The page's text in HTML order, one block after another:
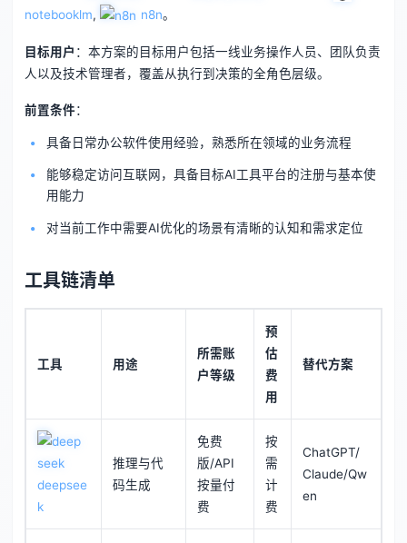
notebooklm, n8n。
目标用户 ：本方案的目标用户包括一线业务操作人员、团队负责
人以及技术管理者，覆盖从执行到决策的全角色层级。
前置条件：
具备日常办公软件使用经验，熟悉所在领域的业务流程
能够稳定访问互联网，具备目标AI工具平台的注册与基本使
用能力
对当前工作中需要AI优化的场景有清晰的认知和需求定位
工具链清单
工具 用途
所需账
户等级
预
估
费
用
替代方案
deepsee
k
推理与代
码生成
免费
版/API
按量付
费
按
需
计
费
ChatGPT/
Claude/Qw
en